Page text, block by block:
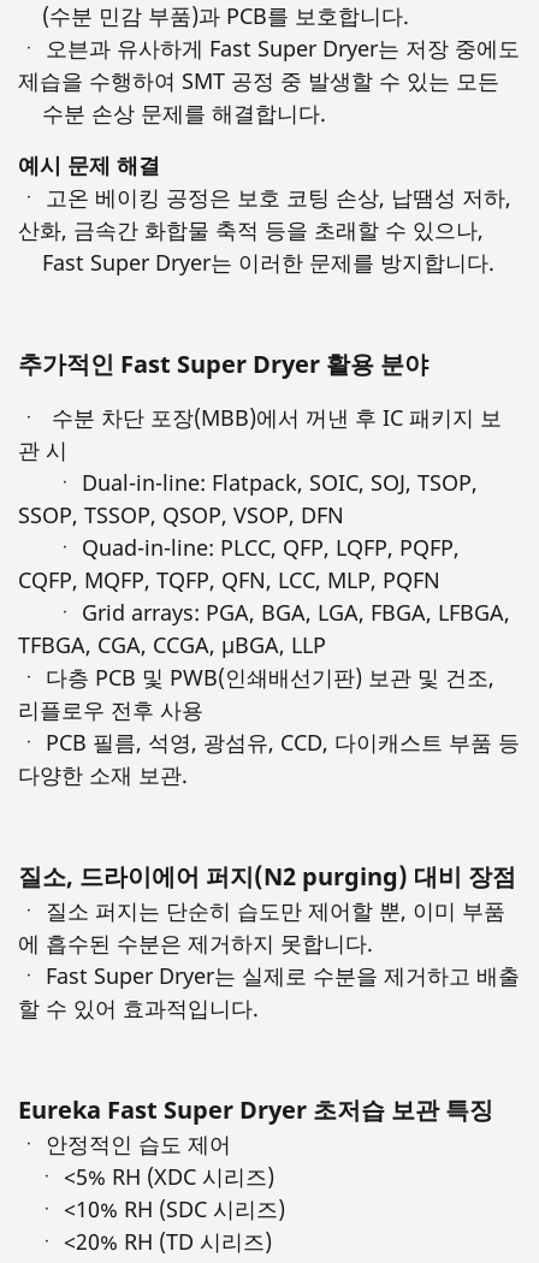
(수분 민감 부품)과 PCB를 보호합니다.
ㆍ 오븐과 유사하게 Fast Super Dryer는 저장 중에도
제습을 수행하여 SMT 공정 중 발생할 수 있는 모든
수분 손상 문제를 해결합니다.
예시 문제 해결
ㆍ 고온 베이킹 공정은 보호 코팅 손상, 납땜성 저하,
산화, 금속간 화합물 축적 등을 초래할 수 있으나,
Fast Super Dryer는 이러한 문제를 방지합니다.
추가적인 Fast Super Dryer 활용 분야
ㆍ 수분 차단 포장(MBB)에서 꺼낸 후 IC 패키지 보
관 시
ㆍ Dual-in-line: Flatpack, SOIC, SOJ, TSOP,
SSOP, TSSOP, QSOP, VSOP, DFN
ㆍ Quad-in-line: PLCC, QFP, LQFP, PQFP,
CQFP, MQFP, TQFP, QFN, LCC, MLP, PQFN
ㆍ Grid arrays: PGA, BGA, LGA, FBGA, LFBGA,
TFBGA, CGA, CCGA, μBGA, LLP
ㆍ 다층 PCB 및 PWB(인쇄배선기판) 보관 및 건조,
리플로우 전후 사용
ㆍ PCB 필름, 석영, 광섬유, CCD, 다이캐스트 부품 등
다양한 소재 보관.
질소, 드라이에어 퍼지(N2 purging) 대비 장점
ㆍ 질소 퍼지는 단순히 습도만 제어할 뿐, 이미 부품
에 흡수된 수분은 제거하지 못합니다.
ㆍ Fast Super Dryer는 실제로 수분을 제거하고 배출
할 수 있어 효과적입니다.
Eureka Fast Super Dryer 초저습 보관 특징
ㆍ 안정적인 습도 제어
ㆍ <5% RH (XDC 시리즈)
ㆍ <10% RH (SDC 시리즈)
ㆍ <20% RH (TD 시리즈)